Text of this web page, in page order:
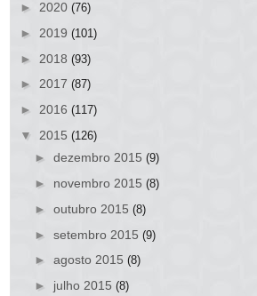
► 2020 (76)
► 2019 (101)
► 2018 (93)
► 2017 (87)
► 2016 (117)
▼ 2015 (126)
► dezembro 2015 (9)
► novembro 2015 (8)
► outubro 2015 (8)
► setembro 2015 (9)
► agosto 2015 (8)
► julho 2015 (8)